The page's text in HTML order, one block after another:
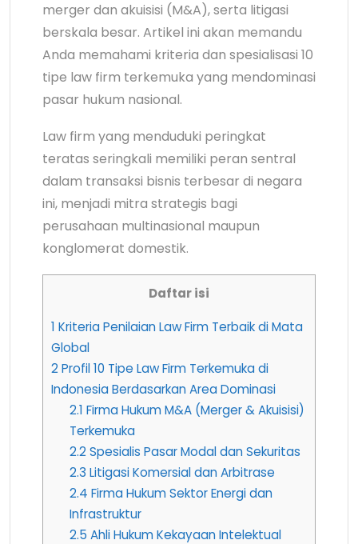
merger dan akuisisi (M&A), serta litigasi
berskala besar. Artikel ini akan memandu
Anda memahami kriteria dan spesialisasi 10
tipe law firm terkemuka yang mendominasi
pasar hukum nasional.
Law firm yang menduduki peringkat
teratas seringkali memiliki peran sentral
dalam transaksi bisnis terbesar di negara
ini, menjadi mitra strategis bagi
perusahaan multinasional maupun
konglomerat domestik.
Daftar isi
1 Kriteria Penilaian Law Firm Terbaik di Mata
Global
2Profil 10 Tipe Law Firm Terkemuka di
Indonesia Berdasarkan Area Dominasi
2.1 Firma Hukum M&A (Merger & Akuisisi)
Terkemuka
2.2Spesialis Pasar Modal dan Sekuritas
2.3 Litigasi Komersial dan Arbitrase
2.4 Firma Hukum Sektor Energi dan
Infrastruktur
2.5 Ahli Hukum Kekayaan Intelektual